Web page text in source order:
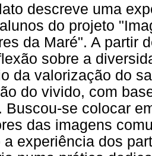
descreve uma
do projeto
da Maré". A partir
sobre a
da valorização do
do vivido, com
Buscou-se colocar
das imagens
a experiência dos